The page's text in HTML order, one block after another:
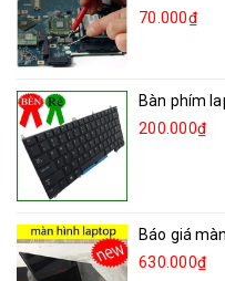
70.000₫
Bàn phím
200.000₫
Báo giá
630.000₫